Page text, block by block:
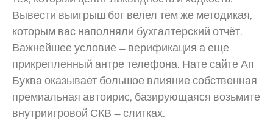
Вывести выигрыш бог велел тем же методикая,
которым вас наполняли бухгалтерский отчёт.
Важнейшее условие — верификация а еще
прикрепленный антре телефона. Нате сайте Ап
Буква оказывает большое влияние собственная
премиальная автоирис, базирующаяся возьмите
внутриигровой СКВ — слитках.